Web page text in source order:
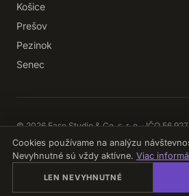
Košice
Prešov
Pezinok
Senec
© 2026 Ease Studio & Co. s. r. o. · IČO 56
Slovensko
Ochrana osobných údajovObchodné
Spravovať cookies
Cookies používame na analýzu
Nevyhnutné sú vždy aktívne. Viac
LEN NEVYHNUTNÉ